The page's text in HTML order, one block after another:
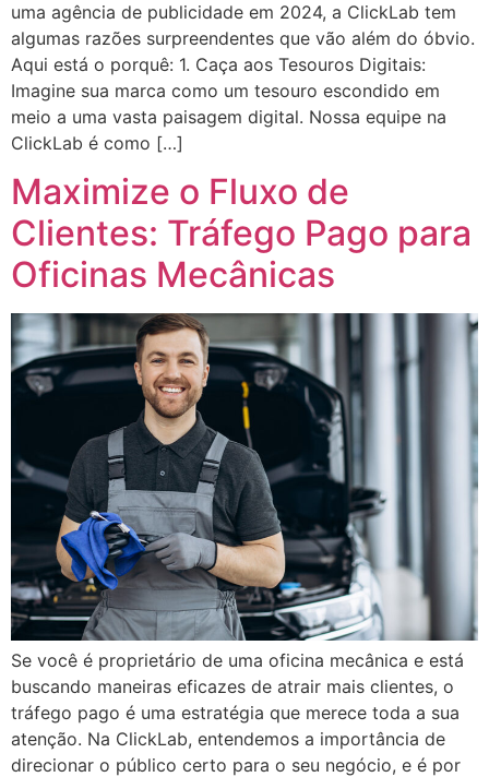
uma agência de publicidade em 2024, a ClickLab tem
algumas razões surpreendentes que vão além do óbvio.
Aqui está o porquê: 1. Caça aos Tesouros Digitais:
Imagine sua marca como um tesouro escondido em
meio a uma vasta paisagem digital. Nossa equipe na
ClickLab é como […]
Maximize o Fluxo de
Clientes: Tráfego Pago para
Oficinas Mecânicas
Se você é proprietário de uma oficina mecânica e está
buscando maneiras eficazes de atrair mais clientes, o
tráfego pago é uma estratégia que merece toda a sua
atenção. Na ClickLab, entendemos a importância de
direcionar o público certo para o seu negócio, e é por